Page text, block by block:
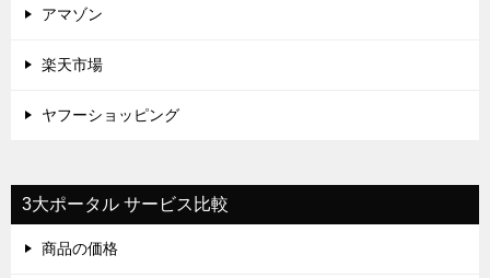
アマゾン
楽天市場
ヤフーショッピング
3大ポータル サービス比較
商品の価格